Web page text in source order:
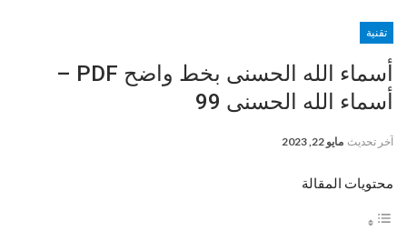
تقنية
أسماء الله الحسنى بخط واضح PDF –
أسماء الله الحسنى 99
آخر تحديث مايو 22, 2023
محتويات المقالة